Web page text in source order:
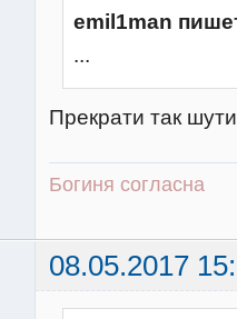
emil1man
...
Прекрати так
Богиня согласна
08.05.2017